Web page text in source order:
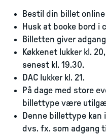
Bestil din billet
Husk at booke bord i
Billetten giver adgang
Køkkenet lukker kl.
senest kl. 19.30.
DAC lukker kl. 21.
På dage med store
billettype være
Denne billettype kan
dvs. fx. som adgang